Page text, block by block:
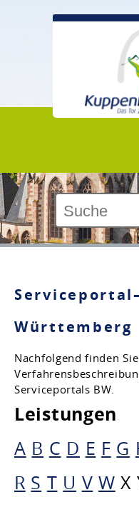
Württemberg
Nachfolgend finden
Serviceportals BW.
Leistungen
A B C D E F G
R S T U V W X